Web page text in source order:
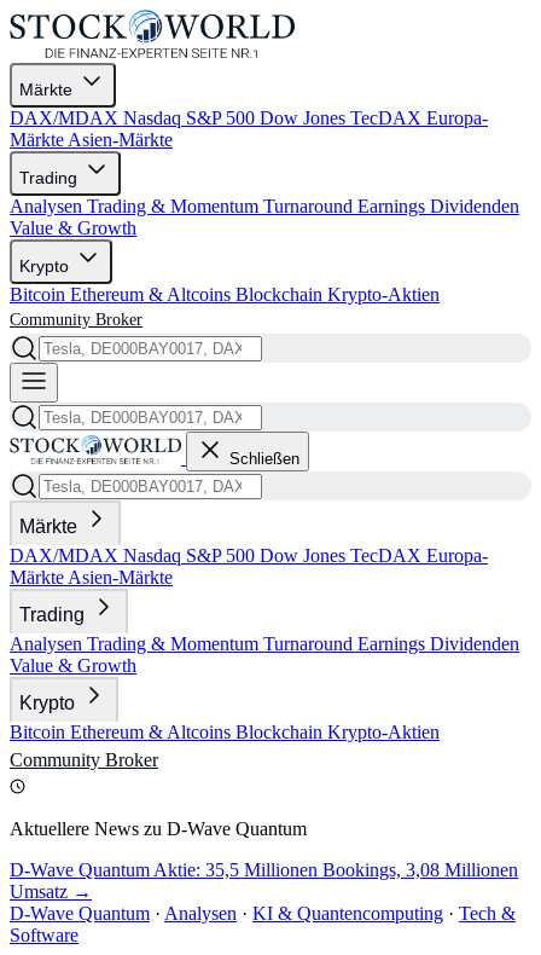
Märkte
DAX/MDAX Nasdaq S&P 500 Dow Jones TecDAX Europa-
Märkte Asien-Märkte
Trading
Analysen Trading & Momentum Turnaround Earnings Dividenden
Value & Growth
Krypto
Bitcoin Ethereum & Altcoins Blockchain Krypto-Aktien
Community Broker
Schließen
Märkte
DAX/MDAX Nasdaq S&P 500 Dow Jones TecDAX Europa-
Märkte Asien-Märkte
Trading
Analysen Trading & Momentum Turnaround Earnings Dividenden
Value & Growth
Krypto
Bitcoin Ethereum & Altcoins Blockchain Krypto-Aktien
Community Broker
Aktuellere News zu D-Wave Quantum
D-Wave Quantum Aktie: 35,5 Millionen Bookings, 3,08 Millionen
Umsatz →
D-Wave Quantum · Analysen · KI & Quantencomputing · Tech &
Software